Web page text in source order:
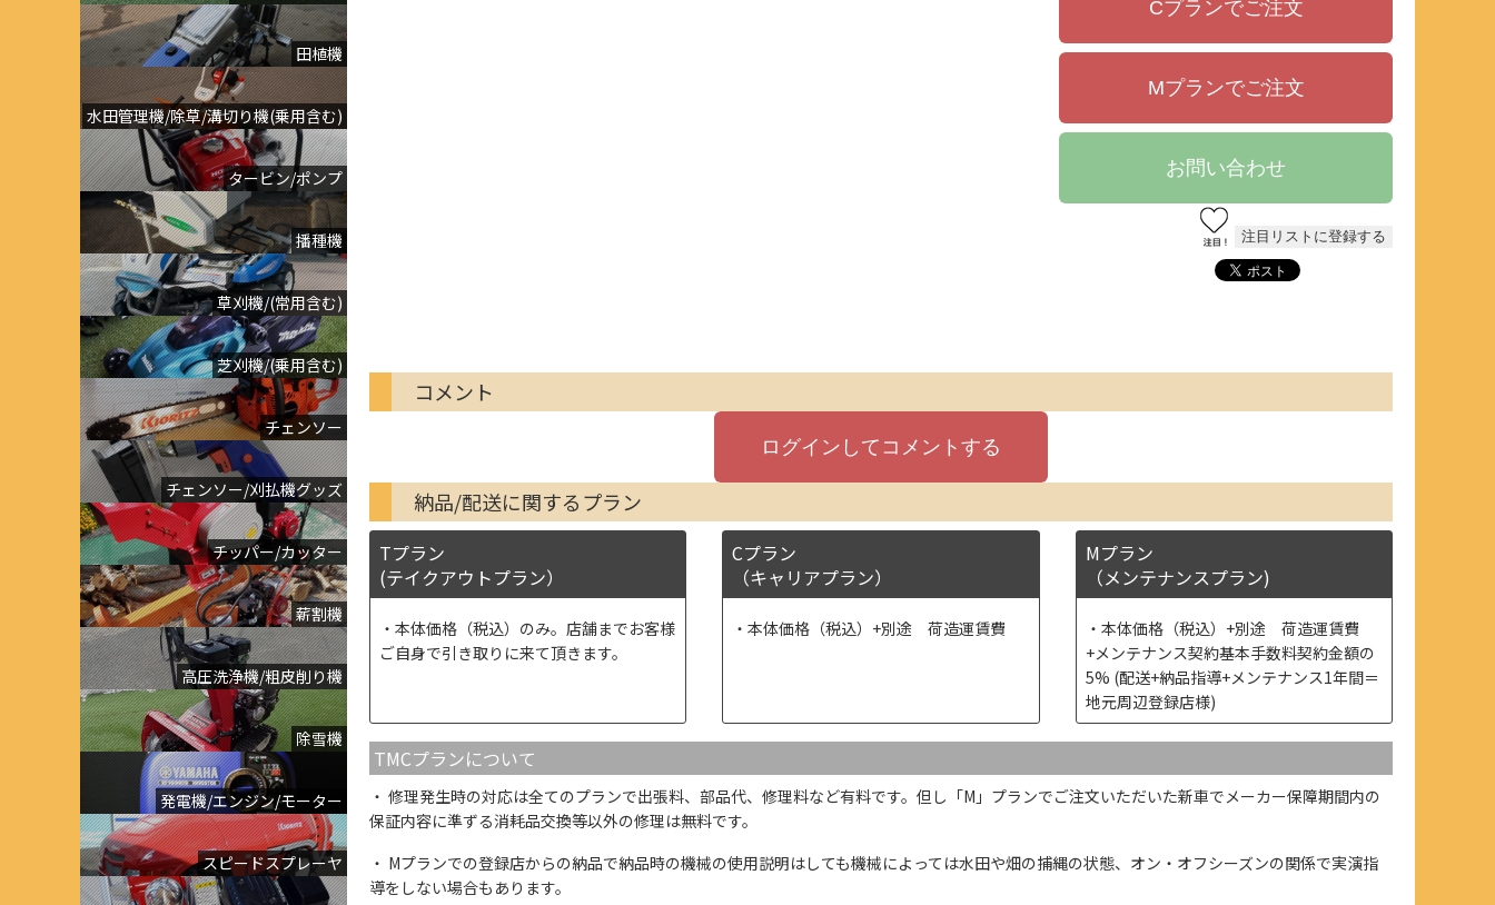
田植機
水田管理機/除草/溝切り機(乗用含む)
タービン/ポンプ
播種機
草刈機/(常用含む)
芝刈機/(乗用含む)
チェンソー
チェンソー/刈払機グッズ
チッパー/カッター
薪割機
高圧洗浄機/粗皮削り機
除雪機
発電機/エンジン/モーター
スピードスプレーヤ
コメント
納品/配送に関するプラン
Tプラン
(テイクアウトプラン）
本体価格（税込）のみ。店舗までお客様
ご自身で引き取りに来て頂きます。
Cプラン
（キャリアプラン）
本体価格（税込）+別途 荷造運賃費
Mプラン
（メンテナンスプラン)
本体価格（税込）+別途 荷造運賃費
+メンテナンス契約基本手数料契約金額の
5% (配送+納品指導+メンテナンス1年間＝
地元周辺登録店様)
TMCプランについて
修理発生時の対応は全てのプランで出張料、部品代、修理料など有料です。但し「M」プランでご注文いただいた新車でメーカー保障期間内の
保証内容に準ずる消耗品交換等以外の修理は無料です。
Mプランでの登録店からの納品で納品時の機械の使用説明はしても機械によっては水田や畑の捕縄の状態、オン・オフシーズンの関係で実演指
導をしない場合もあります。